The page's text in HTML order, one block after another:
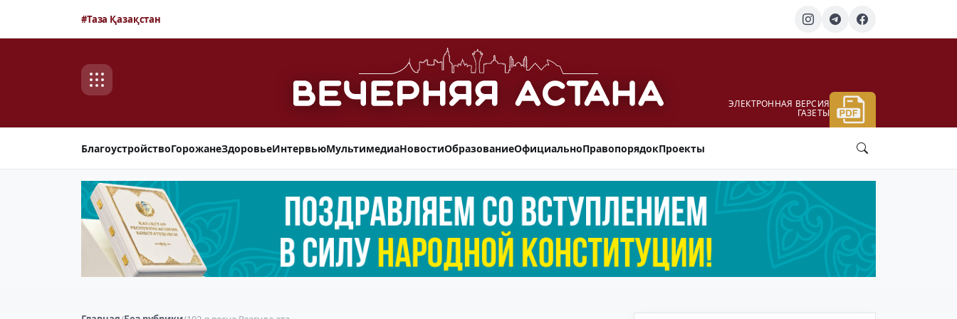
#Таза Қазақстан
ЭЛЕКТРОННАЯ ВЕРСИЯ
ГАЗЕТЫ
БлагоустройствоГорожанеЗдоровьеИнтервьюМультимедиаНовостиОбразованиеОфициальноПравопорядокПроекты